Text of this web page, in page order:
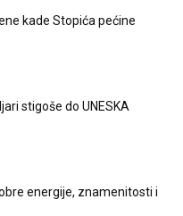
kade Stopića pećine
stigoše do UNESKA
energije, znamenitosti i